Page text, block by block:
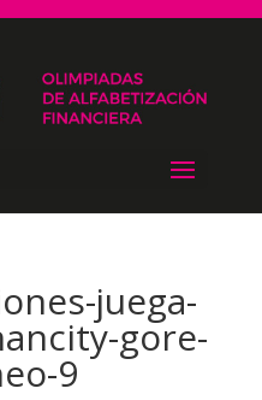
juega-
gore-
9